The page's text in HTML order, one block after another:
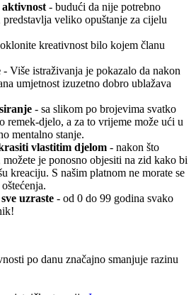
- budući da nije potrebno
veliko opuštanje za cijelu
kreativnost bilo kojem članu
- Više istraživanja je pokazalo da nakon
umjetnost izuzetno dobro ublažava
- sa slikom po brojevima svatko
remek-djelo, a za to vrijeme može ući u
mentalno stanje.
vlastitim djelom - nakon što
je ponosno objesiti na zid kako bi
kreaciju. S našim platnom ne morate se
uzraste - od 0 do 99 godina svako
po danu značajno smanjuje razinu